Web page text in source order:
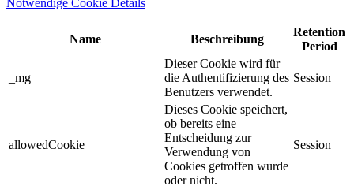
Notwendige Cookie Details
Name Beschreibung
Retention
Period
_mg
Dieser Cookie wird für
die Authentifizierung des
Benutzers verwendet.
Session
allowedCookie
Dieses Cookie speichert,
ob bereits eine
Entscheidung zur
Verwendung von
Cookies getroffen wurde
oder nicht.
Session